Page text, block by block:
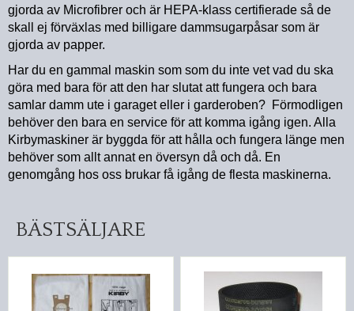
gjorda av Microfibrer och är HEPA-klass certifierade så de
skall ej förväxlas med billigare dammsugarpåsar som är
gjorda av papper.
Har du en gammal maskin som som du inte vet vad du ska
göra med bara för att den har slutat att fungera och bara
samlar damm ute i garaget eller i garderoben? Förmodligen
behöver den bara en service för att komma igång igen. Alla
Kirbymaskiner är byggda för att hålla och fungera länge men
behöver som allt annat en översyn då och då. En
genomgång hos oss brukar få igång de flesta maskinerna.
BÄSTSÄLJARE